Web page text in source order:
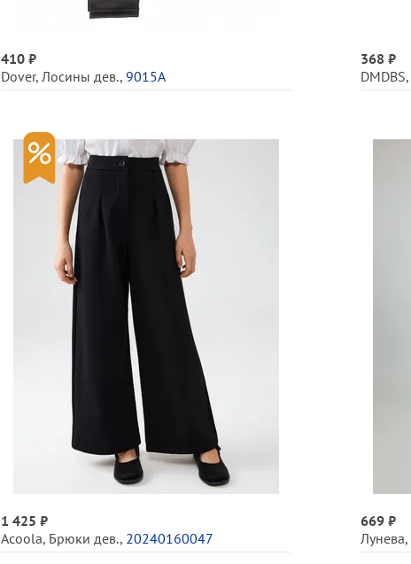
410 ₽
Dover, Лосины дев., 9015А
368 ₽
DMDBS,
1 425 ₽
Acoola, Брюки дев., 20240160047
669 ₽
Лунева,